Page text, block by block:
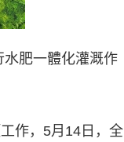
肥一體化灌溉作
作，5月14日，全